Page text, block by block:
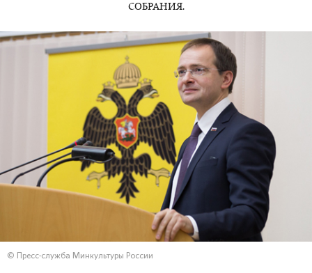
СОБРАНИЯ.
© Пресс-служба Минкультуры России